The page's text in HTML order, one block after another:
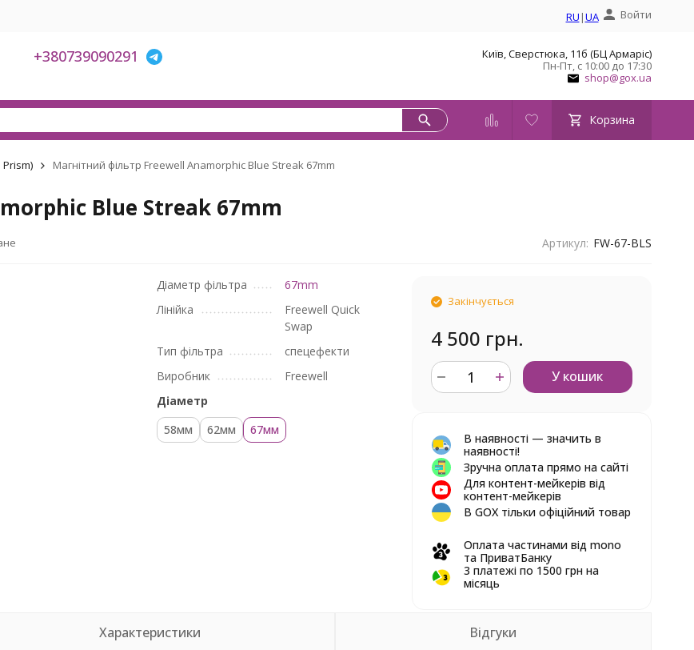
RU |UA Войти
+380739090291
Київ, Сверстюка, 11б (БЦ Армаріс)
Пн-Пт, с 10:00 до 17:30
shop@gox.ua
Корзина
Магнітний фільтр Freewell Anamorphic Blue Streak 67mm
Blue Streak 67mm
Артикул: FW-67-BLS
Діаметр фільтра
67mm
Лінійка
Freewell Quick
Swap
Тип фільтра
спецефекти
Виробник
Freewell
Діаметр
58мм
62мм 67мм
Закінчується
4 500 грн.
У кошик
В наявності — значить в
наявності!
Зручна оплата прямо на сайті
Для контент-мейкерів від
контент-мейкерів
В GOX тільки офіційний товар
Оплата частинами від mono
та ПриватБанку
3 платежі по 1500 грн на
місяць
Характеристики Відгуки